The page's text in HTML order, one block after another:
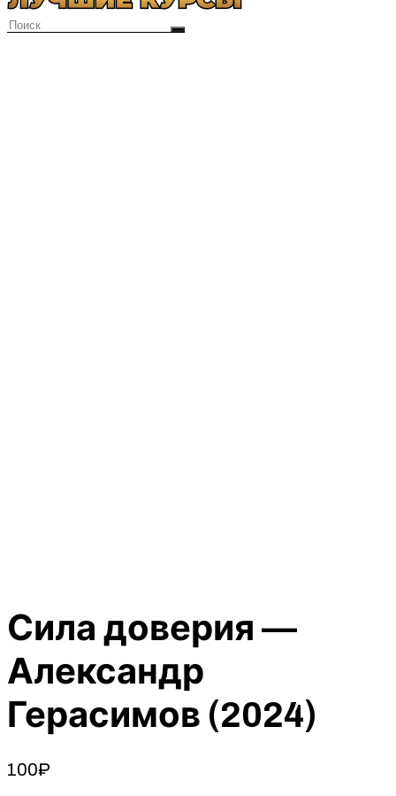
Сила доверия —
Александр
Герасимов (2024)
100₽